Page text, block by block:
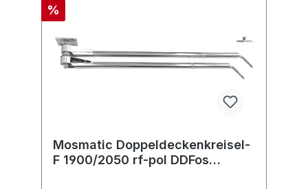
%
Mosmatic Doppeldeckenkreisel-
F 1900/2050 rf-pol DDFos